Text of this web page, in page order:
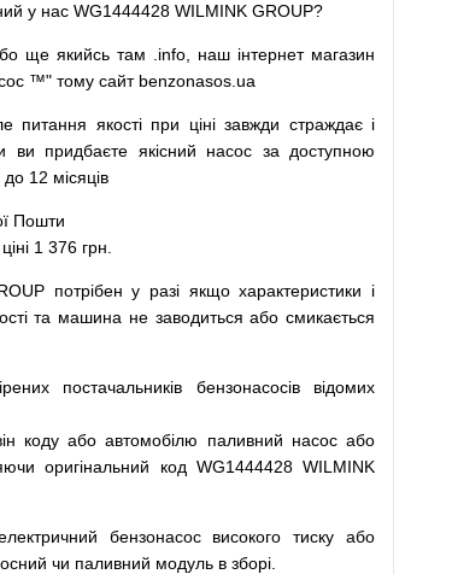
у нас WG1444428 WILMINK GROUP?
ще якийсь там .info, наш інтернет магазин
™" тому сайт benzonasos.ua
питання якості при ціні завжди страждає і
ви придбаєте якісний насос за доступною
12 місяців
Пошти
1 376 грн.
потрібен у разі якщо характеристики
і
та машина не заводиться або смикається
постачальників
бензонасосів відомих
коду або автомобілю паливний насос або
оригінальний код WG1444428 WILMINK
бензонасос високого тиску
або
чи паливний модуль в зборі